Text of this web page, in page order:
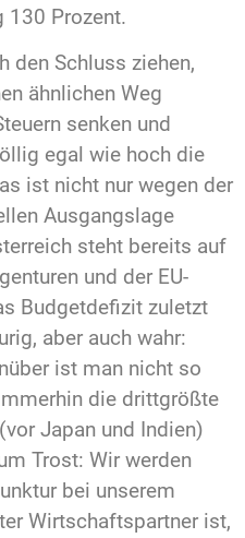
130 Prozent.
den Schluss ziehen,
ähnlichen Weg
senken und
egal wie hoch die
ist nicht nur wegen der
Ausgangslage
steht bereits auf
und der EU-
Budgetdefizit zuletzt
aber auch wahr:
ist man nicht so
die drittgrößte
Japan und Indien)
Trost: Wir werden
bei unserem
Wirtschaftspartner ist,